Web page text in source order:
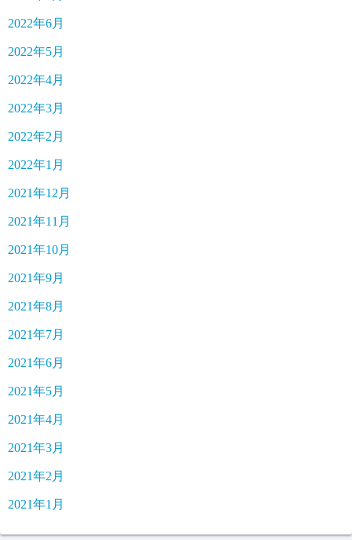
2022年6月
2022年5月
2022年4月
2022年3月
2022年2月
2022年1月
2021年12月
2021年11月
2021年10月
2021年9月
2021年8月
2021年7月
2021年6月
2021年5月
2021年4月
2021年3月
2021年2月
2021年1月